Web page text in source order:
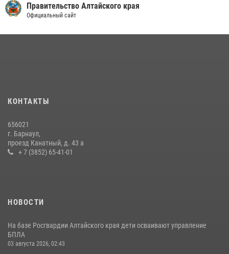
Правительство Алтайского края
Официальный сайт
КОНТАКТЫ
656021
г. Барнаул,
проезд Канатный, д. 43 а
+ 7 (3852) 65-41-01
НОВОСТИ
На базе Росгвардии Алтайского края дети осваивают управление
БПЛА
03 августа 2026, 02:43